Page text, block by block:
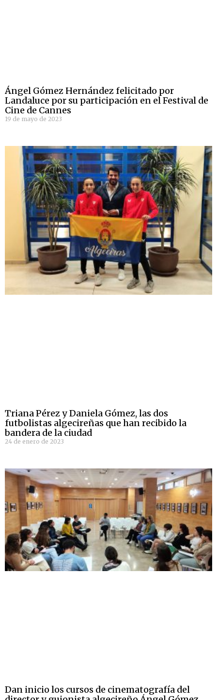
Ángel Gómez Hernández felicitado por
Landaluce por su participación en el Festival de
Cine de Cannes
19 de mayo de 2023
Triana Pérez y Daniela Gómez, las dos
futbolistas algecireñas que han recibido la
bandera de la ciudad
24 de enero de 2023
Dan inicio los cursos de cinematografía del